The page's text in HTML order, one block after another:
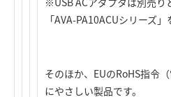
「AVA-PA10ACUシリーズ」
そのほか、EUのRoHS指令
にやさしい製品です。